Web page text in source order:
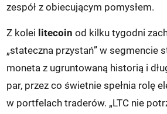
zespół z obiecującym pomysłem.
Z kolei litecoin od kilku tygodni
„stateczna przystań” w segmencie
moneta z ugruntowaną historią i
par, przez co świetnie spełnia rolę
w portfelach traderów. „LTC nie